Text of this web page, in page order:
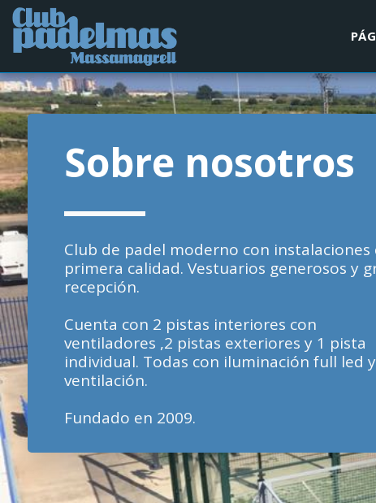
Sobre nosotros
Club de padel moderno con instalaciones
primera calidad. Vestuarios generosos y
recepción.
Cuenta con 2 pistas interiores con
ventiladores ,2 pistas exteriores y 1 pista
individual. Todas con iluminación full led y
ventilación.
Fundado en 2009.